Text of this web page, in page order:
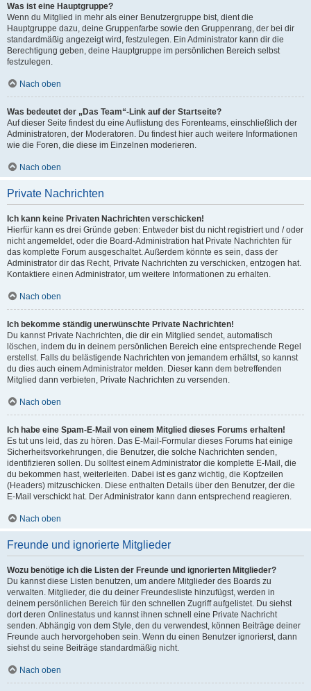
Was ist eine Hauptgruppe?
Wenn du Mitglied in mehr als einer Benutzergruppe bist, dient die
Hauptgruppe dazu, deine Gruppenfarbe sowie den Gruppenrang, der bei dir
standardmäßig angezeigt wird, festzulegen. Ein Administrator kann dir die
Berechtigung geben, deine Hauptgruppe im persönlichen Bereich selbst
festzulegen.
Nach oben
Was bedeutet der „Das Team“-Link auf der Startseite?
Auf dieser Seite findest du eine Auflistung des Forenteams, einschließlich der
Administratoren, der Moderatoren. Du findest hier auch weitere Informationen
wie die Foren, die diese im Einzelnen moderieren.
Nach oben
Private Nachrichten
Ich kann keine Privaten Nachrichten verschicken!
Hierfür kann es drei Gründe geben: Entweder bist du nicht registriert und / oder
nicht angemeldet, oder die Board-Administration hat Private Nachrichten für
das komplette Forum ausgeschaltet. Außerdem könnte es sein, dass der
Administrator dir das Recht, Private Nachrichten zu verschicken, entzogen hat.
Kontaktiere einen Administrator, um weitere Informationen zu erhalten.
Nach oben
Ich bekomme ständig unerwünschte Private Nachrichten!
Du kannst Private Nachrichten, die dir ein Mitglied sendet, automatisch
löschen, indem du in deinem persönlichen Bereich eine entsprechende Regel
erstellst. Falls du belästigende Nachrichten von jemandem erhältst, so kannst
du dies auch einem Administrator melden. Dieser kann dem betreffenden
Mitglied dann verbieten, Private Nachrichten zu versenden.
Nach oben
Ich habe eine Spam-E-Mail von einem Mitglied dieses Forums erhalten!
Es tut uns leid, das zu hören. Das E-Mail-Formular dieses Forums hat einige
Sicherheitsvorkehrungen, die Benutzer, die solche Nachrichten senden,
identifizieren sollen. Du solltest einem Administrator die komplette E-Mail, die
du bekommen hast, weiterleiten. Dabei ist es ganz wichtig, die Kopfzeilen
(Headers) mitzuschicken. Diese enthalten Details über den Benutzer, der die
E-Mail verschickt hat. Der Administrator kann dann entsprechend reagieren.
Nach oben
Freunde und ignorierte Mitglieder
Wozu benötige ich die Listen der Freunde und ignorierten Mitglieder?
Du kannst diese Listen benutzen, um andere Mitglieder des Boards zu
verwalten. Mitglieder, die du deiner Freundesliste hinzufügst, werden in
deinem persönlichen Bereich für den schnellen Zugriff aufgelistet. Du siehst
dort deren Onlinestatus und kannst ihnen schnell eine Private Nachricht
senden. Abhängig von dem Style, den du verwendest, können Beiträge deiner
Freunde auch hervorgehoben sein. Wenn du einen Benutzer ignorierst, dann
siehst du seine Beiträge standardmäßig nicht.
Nach oben